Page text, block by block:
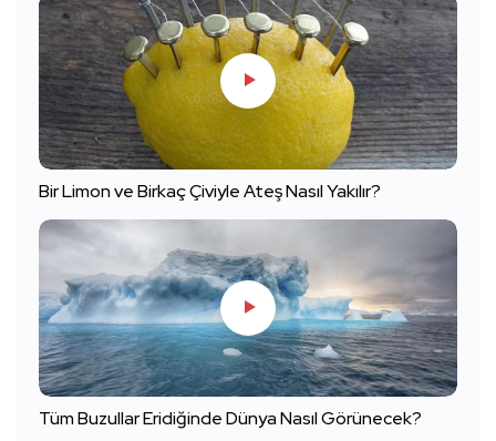
Bir Limon ve Birkaç Çiviyle Ateş Nasıl Yakılır?
Tüm Buzullar Eridiğinde Dünya Nasıl Görünecek?